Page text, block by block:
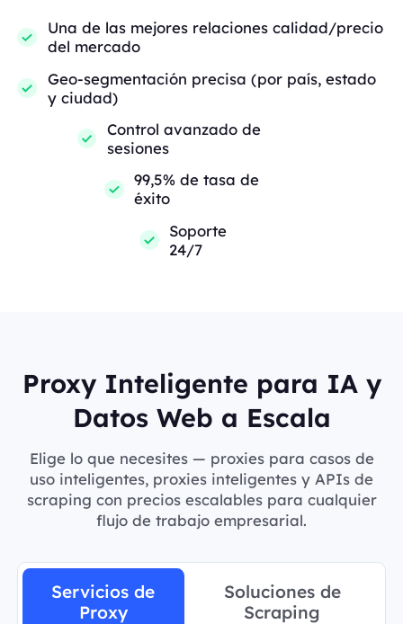
Una de las mejores relaciones calidad/precio
del mercado
Geo-segmentación precisa (por país, estado
y ciudad)
Control avanzado de
sesiones
99,5% de tasa de
éxito
Soporte
24/7
Proxy Inteligente para IA y
Datos Web a Escala
Elige lo que necesites — proxies para casos de
uso inteligentes, proxies inteligentes y APIs de
scraping con precios escalables para cualquier
flujo de trabajo empresarial.
Servicios de
Proxy
Soluciones de
Scraping